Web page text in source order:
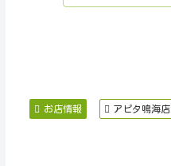
お店情報 アピタ鳴海店